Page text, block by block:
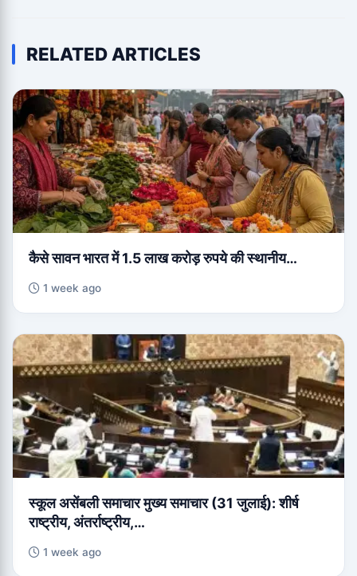
RELATED ARTICLES
कैसे सावन भारत में 1.5 लाख करोड़ रुपये की स्थानीय…
1 week ago
स्कूल असेंबली समाचार मुख्य समाचार (31 जुलाई): शीर्ष
राष्ट्रीय, अंतर्राष्ट्रीय,…
1 week ago